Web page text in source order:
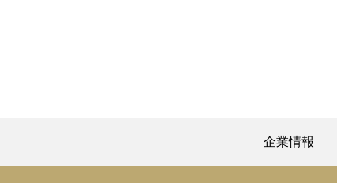
企業情報